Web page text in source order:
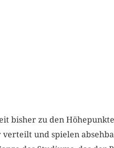
bisher zu den
und spielen